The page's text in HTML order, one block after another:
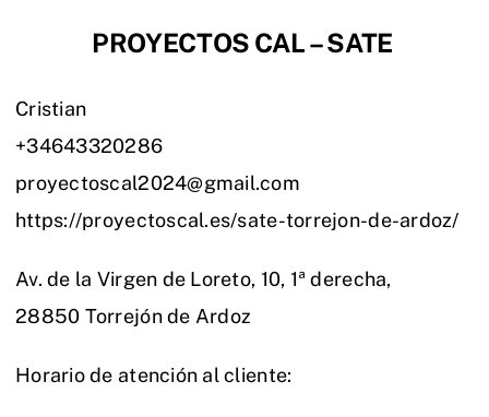
PROYECTOS CAL – SATE
Cristian
+34643320286
proyectoscal2024@gmail.com
https://proyectoscal.es/sate-torrejon-de-ardoz/
Av. de la Virgen de Loreto, 10, 1ª derecha,
28850 Torrejón de Ardoz
Horario de atención al cliente: